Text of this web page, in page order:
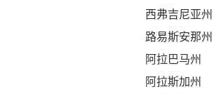
西弗吉尼亚州
路易斯安那州
阿拉巴马州
阿拉斯加州